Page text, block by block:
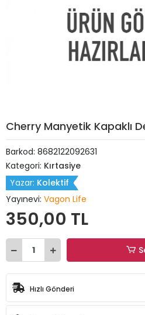
Cherry Manyetik Kapaklı
Barkod: 8682122092631
Kategori: Kırtasiye
Yazar: Kolektif
Yayınevi: Vagon Life
350,00 TL
Hızlı Gönderi